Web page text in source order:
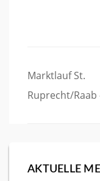
Marktlauf St.
Ruprecht/Raab
AKTUELLE